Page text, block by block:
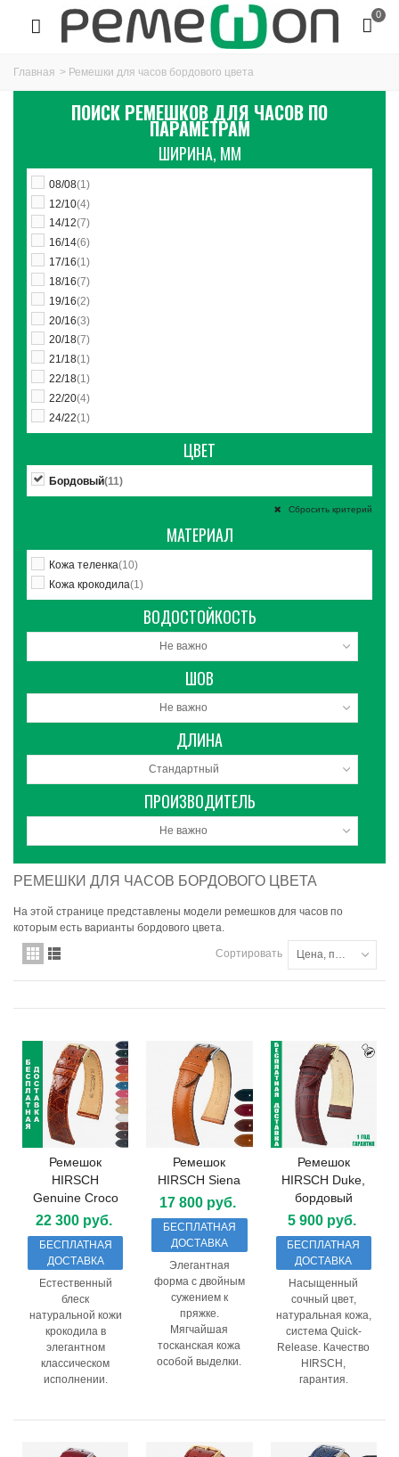
0
Главная > Ремешки для часов бордового цвета
ПОИСК РЕМЕШКОВ ДЛЯ ЧАСОВ ПО
ПАРАМЕТРАМ
ШИРИНА, ММ
08/08(1)
12/10(4)
14/12(7)
16/14(6)
17/16(1)
18/16(7)
19/16(2)
20/16(3)
20/18(7)
21/18(1)
22/18(1)
22/20(4)
24/22(1)
ЦВЕТ
Бордовый(11)
Сбросить критерий
МАТЕРИАЛ
Кожа теленка(10)
Кожа крокодила(1)
ВОДОСТОЙКОСТЬ
Не важно
ШОВ
Не важно
ДЛИНА
Стандартный
ПРОИЗВОДИТЕЛЬ
Не важно
РЕМЕШКИ ДЛЯ ЧАСОВ БОРДОВОГО ЦВЕТА
На этой странице представлены модели ремешков для часов по
которым есть варианты бордового цвета.
Сортировать Цена, по убыванию
Ремешок
HIRSCH
Genuine Croco
22 300 руб.
БЕСПЛАТНАЯ
ДОСТАВКА
Естественный
блеск
натуральной кожи
крокодила в
элегантном
классическом
исполнении.
Ремешок
HIRSCH Siena
17 800 руб.
БЕСПЛАТНАЯ
ДОСТАВКА
Элегантная
форма с двойным
сужением к
пряжке.
Мягчайшая
тосканская кожа
особой выделки.
Ремешок
HIRSCH Duke,
бордовый
5 900 руб.
БЕСПЛАТНАЯ
ДОСТАВКА
Насыщенный
сочный цвет,
натуральная кожа,
система Quick-
Release. Качество
HIRSCH,
гарантия.